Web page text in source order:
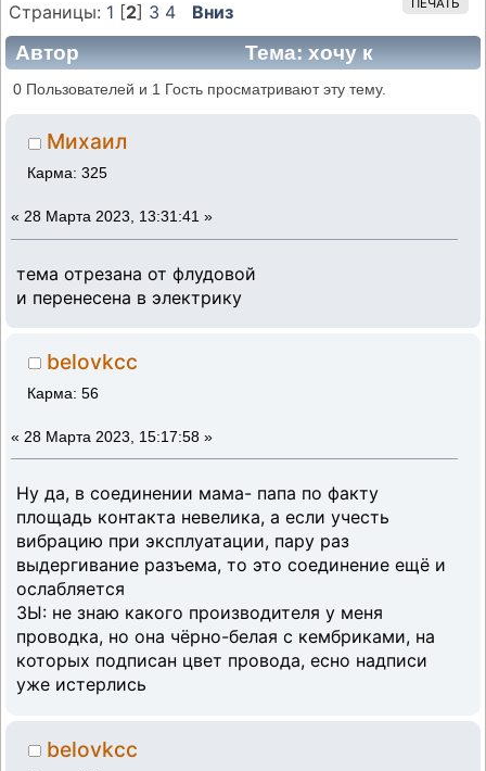
ПЕЧАТЬ
Страницы: 1 [2] 3 4 Вниз
Автор
Тема: хочу к
штатному проводу перед Чя подсоединить
2 провода (Прочитано 9881 раз)
0 Пользователей и 1 Гость просматривают эту тему.
Михаил
Карма: 325
« 28 Марта 2023, 13:31:41 »
тема отрезана от флудовой
и перенесена в электрику
belovkcc
Карма: 56
« 28 Марта 2023, 15:17:58 »
Ну да, в соединении мама- папа по факту
площадь контакта невелика, а если учесть
вибрацию при эксплуатации, пару раз
выдергивание разъема, то это соединение ещё и
ослабляется
ЗЫ: не знаю какого производителя у меня
проводка, но она чёрно-белая с кембриками, на
которых подписан цвет провода, есно надписи
уже истерлись
belovkcc